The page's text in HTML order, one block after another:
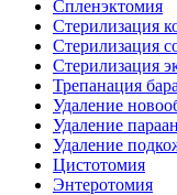
Спленэктомия
Стерилизация
Стерилизация
Стерилизация
Трепанация
Удаление
Удаление
Удаление
Цистотомия
Энтеротомия